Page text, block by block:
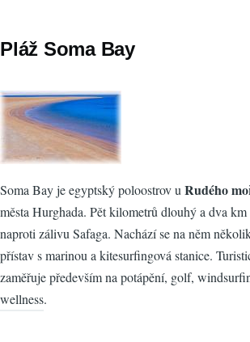
Pláž Soma Bay
Soma Bay je egyptský poloostrov u Rudého
města Hurghada. Pět kilometrů dlouhý a dva
naproti zálivu Safaga. Nachází se na něm
přístav s marinou a kitesurfingová stanice.
zaměřuje především na potápění, golf,
wellness.